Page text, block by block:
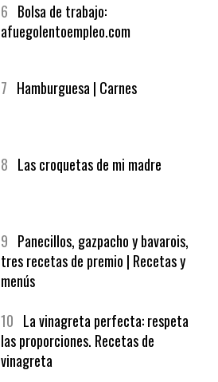
6 Bolsa de trabajo:
afuegolentoempleo.com
7 Hamburguesa | Carnes
8 Las croquetas de mi madre
9 Panecillos, gazpacho y bavarois,
tres recetas de premio | Recetas y
menús
10 La vinagreta perfecta: respeta
las proporciones. Recetas de
vinagreta